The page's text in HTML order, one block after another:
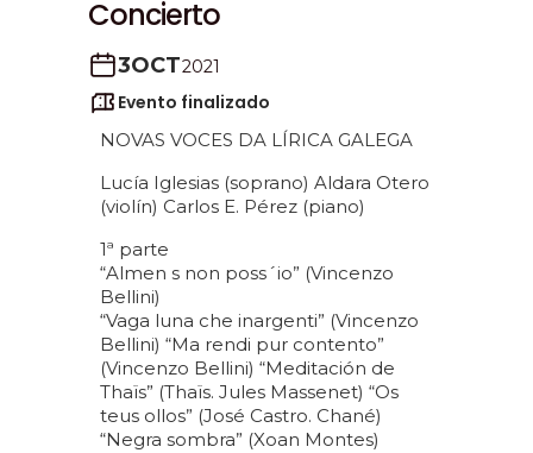
Concierto
3OCT2021
Evento finalizado
NOVAS VOCES DA LÍRICA GALEGA
Lucía Iglesias (soprano) Aldara Otero
(violín) Carlos E. Pérez (piano)
1ª parte
“Almen s non poss´io” (Vincenzo
Bellini)
“Vaga luna che inargenti” (Vincenzo
Bellini) “Ma rendi pur contento”
(Vincenzo Bellini) “Meditación de
Thaïs” (Thaïs. Jules Massenet) “Os
teus ollos” (José Castro. Chané)
“Negra sombra” (Xoan Montes)